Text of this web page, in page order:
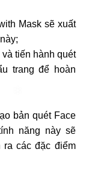
Mask sẽ xuất
tiến hành quét
trang để hoàn
bản quét Face
năng này sẽ
ra các đặc điểm